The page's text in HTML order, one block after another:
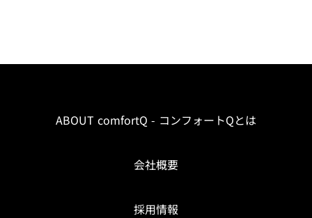
ABOUT comfortQ - コンフォートQとは
会社概要
採用情報